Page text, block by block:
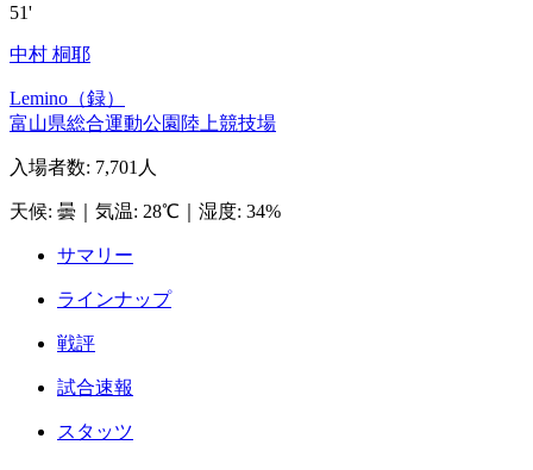
51'
中村 桐耶
Lemino（録）
富山県総合運動公園陸上競技場
入場者数: 7,701人
天候: 曇 気温: 28℃ 湿度: 34%
サマリー
ラインナップ
戦評
試合速報
スタッツ